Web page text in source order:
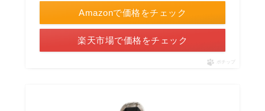
Amazonで価格をチェック
楽天市場で価格をチェック
ポチップ